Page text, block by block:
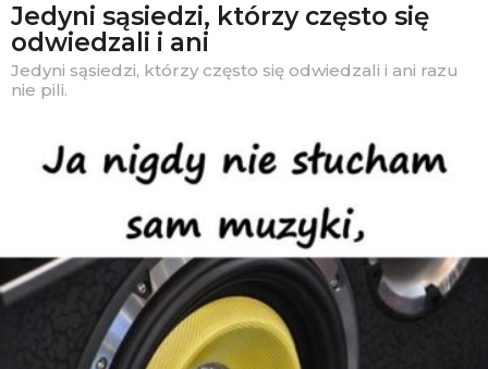
Jedyni sąsiedzi, którzy często się
odwiedzali i ani
Jedyni sąsiedzi, którzy często się odwiedzali i ani razu
nie pili.